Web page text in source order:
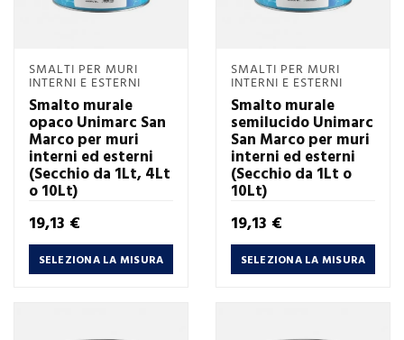
SMALTI PER MURI
INTERNI E ESTERNI
Smalto murale
opaco Unimarc San
Marco per muri
interni ed esterni
(Secchio da 1Lt, 4Lt
o 10Lt)
Prezzo
19,13 €
SELEZIONA LA MISURA
SMALTI PER MURI
INTERNI E ESTERNI
Smalto murale
semilucido Unimarc
San Marco per muri
interni ed esterni
(Secchio da 1Lt o
10Lt)
Prezzo
19,13 €
SELEZIONA LA MISURA